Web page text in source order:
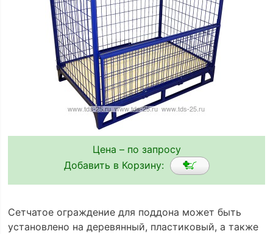
Цена – по запросу
Добавить в Корзину:
Сетчатое ограждение для поддона может быть
установлено на деревянный, пластиковый, а также